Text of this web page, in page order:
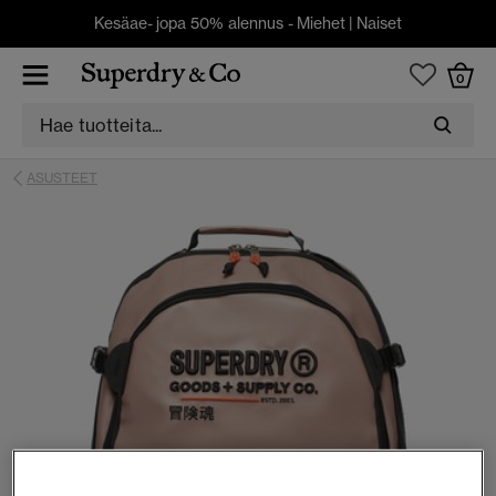
Kesäae- jopa 50% alennus - Miehet | Naiset
0
ASUSTEET